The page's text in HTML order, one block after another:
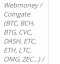
Webmoney /
Coingate
(BTC, BCH,
BTG, CVC,
DASH, ETC,
ETH, LTC,
OMG, ZEC…) /